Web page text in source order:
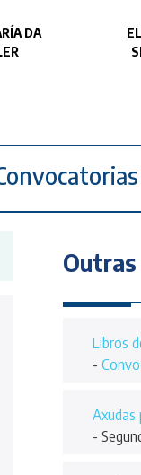
DA
Libros
-
Axudas
-